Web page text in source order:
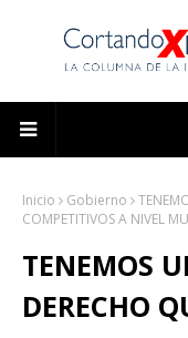
Inicio Gobierno
COMPETITIVOS A NIVEL
TENEMOS
DERECHO